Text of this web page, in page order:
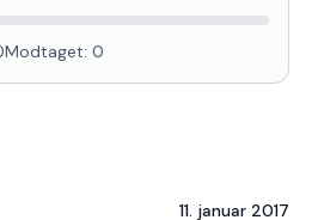
Modtaget: 0
11. januar 2017